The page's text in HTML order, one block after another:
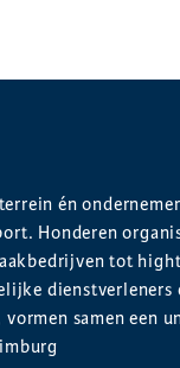
én
Honderen
tot
dienstverleners
samen een